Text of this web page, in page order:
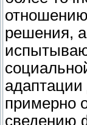
решения,
примерно
сведению